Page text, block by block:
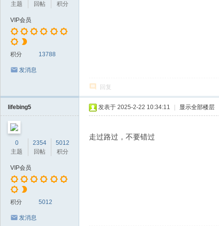
主题
回帖
积分
VIP会员
积分 13788
发消息
回复
lifebing5
0
主题
2354
回帖
5012
积分
VIP会员
积分 5012
发消息
发表于 2025-2-22 10:34:11 显示全部楼层
走过路过，不要错过